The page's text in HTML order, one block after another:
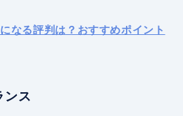
なる評判は？おすすめポイント
ンス